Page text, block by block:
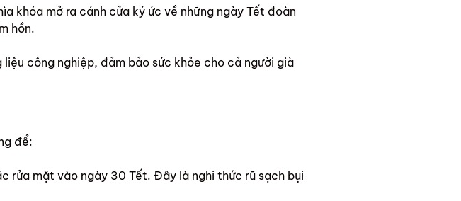
khóa mở ra cánh cửa ký ức về những ngày Tết đoàn
hồn.
công nghiệp, đảm bảo sức khỏe cho cả người già
để:
rửa mặt vào ngày 30 Tết. Đây là nghi thức rũ sạch bụi